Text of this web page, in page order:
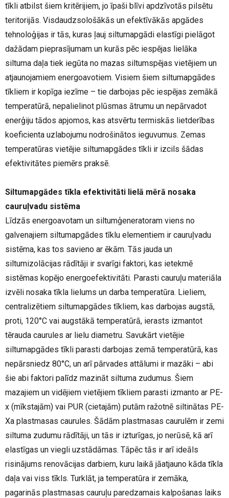
tīkli atbilst šiem kritērijiem, jo īpaši blīvi apdzīvotās pilsētu
teritorijās. Visdaudzsološākās un efektīvākās apgādes
tehnoloģijas ir tās, kuras ļauj siltumapgādi elastīgi pielāgot
dažādam pieprasījumam un kurās pēc iespējas lielāka
siltuma daļa tiek iegūta no mazas siltumspējas vietējiem un
atjaunojamiem energoavotiem. Visiem šiem siltumapgādes
tīkliem ir kopīga iezīme – tie darbojas pēc iespējas zemākā
temperatūrā, nepalielinot plūsmas ātrumu un nepārvadot
enerģiju tādos apjomos, kas atsvērtu termiskās lietderības
koeficienta uzlabojumu nodrošinātos ieguvumus. Zemas
temperatūras vietējie siltumapgādes tīkli ir izcils šādas
efektivitātes piemērs praksē.
Siltumapgādes tīkla efektivitāti lielā mērā nosaka
cauruļvadu sistēma
Līdzās energoavotam un siltumģeneratoram viens no
galvenajiem siltumapgādes tīklu elementiem ir cauruļvadu
sistēma, kas tos savieno ar ēkām. Tās jauda un
siltumizolācijas rādītāji ir svarīgi faktori, kas ietekmē
sistēmas kopējo energoefektivitāti. Parasti cauruļu materiāla
izvēli nosaka tīkla lielums un darba temperatūra. Lieliem,
centralizētiem siltumapgādes tīkliem, kas darbojas augstā,
proti, 120°C vai augstākā temperatūrā, ierasts izmantot
tērauda caurules ar lielu diametru. Savukārt vietējie
siltumapgādes tīkli parasti darbojas zemā temperatūrā, kas
nepārsniedz 80°C, un arī pārvades attālumi ir mazāki – abi
šie abi faktori palīdz mazināt siltuma zudumus. Šiem
mazajiem un vidējiem vietējiem tīkliem parasti izmanto ar PE-
x (mīkstajām) vai PUR (cietajām) putām ražotnē siltinātas PE-
Xa plastmasas caurules. Šādām plastmasas caurulēm ir zemi
siltuma zudumu rādītāji, un tās ir izturīgas, jo nerūsē, kā arī
elastīgas un viegli uzstādāmas. Tāpēc tās ir arī ideāls
risinājums renovācijas darbiem, kuru laikā jāatjauno kāda tīkla
daļa vai viss tīkls. Turklāt, ja temperatūra ir zemāka,
pagarinās plastmasas cauruļu paredzamais kalpošanas laiks